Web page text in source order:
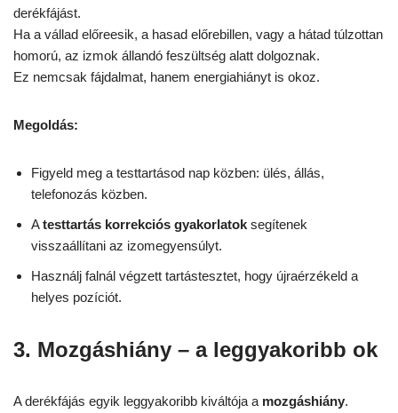
derékfájást.
Ha a vállad előreesik, a hasad előrebillen, vagy a hátad túlzottan
homorú, az izmok állandó feszültség alatt dolgoznak.
Ez nemcsak fájdalmat, hanem energiahiányt is okoz.
Megoldás:
Figyeld meg a testtartásod nap közben: ülés, állás,
telefonozás közben.
Atesttartás korrekciós gyakorlatok segítenek
visszaállítani az izomegyensúlyt.
Használj falnál végzett tartástesztet, hogy újraérzékeld a
helyes pozíciót.
3. Mozgáshiány – a leggyakoribb ok
A derékfájás egyik leggyakoribb kiváltója a mozgáshiány.